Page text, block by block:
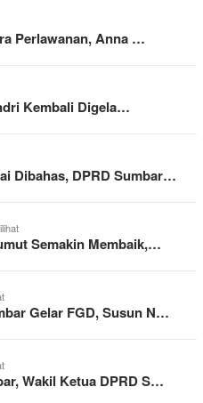
Perlawanan, Anna …
Kembali Digela…
Dibahas, DPRD Sumbar…
Semakin Membaik,…
Gelar FGD, Susun N…
Wakil Ketua DPRD S…